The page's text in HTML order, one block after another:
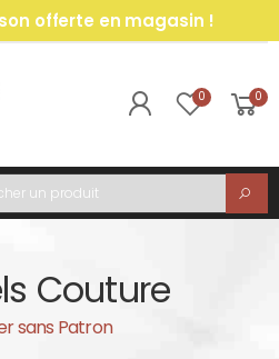
offerte en magasin !
0 0
menu
Couture
sans Patron